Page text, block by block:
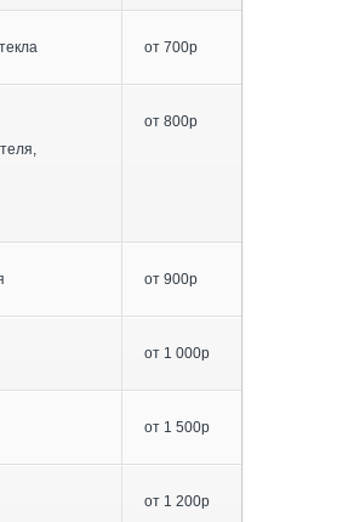
от 700р
от 800р
от 900р
от 1 000р
от 1 500р
от 1 200р